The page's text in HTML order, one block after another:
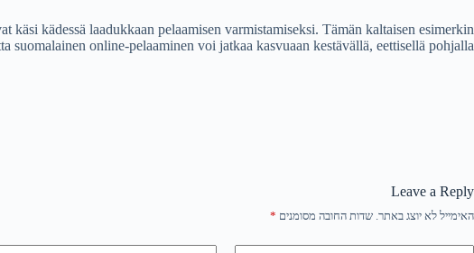
kädessä laadukkaan pelaamisen varmistamiseksi. Tämän kaltaisen esimerkin
suomalainen online-pelaaminen voi jatkaa kasvuaan kestävällä, eettisellä pohjalla.
Leave a Reply
האימייל לא יוצג באתר. שדות החובה מסומנים *